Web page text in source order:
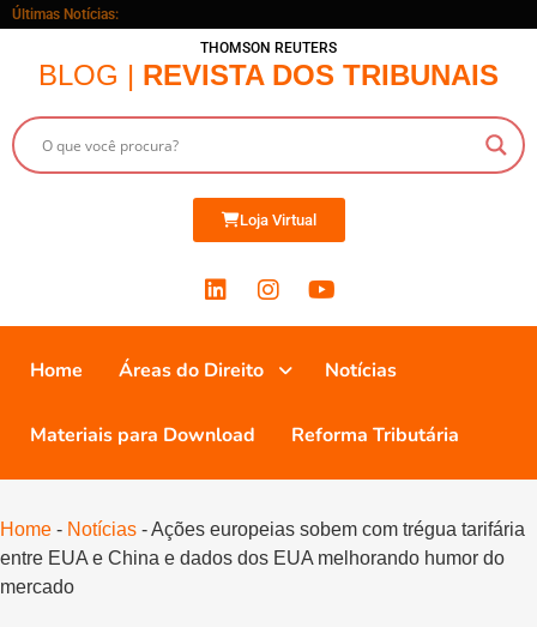
Últimas Notícias:
THOMSON REUTERS
BLOG | REVISTA DOS TRIBUNAIS
Loja Virtual
Home Áreas do Direito Notícias
Materiais para Download Reforma Tributária
Home - Notícias -Ações europeias sobem com trégua tarifária
entre EUA e China e dados dos EUA melhorando humor do
mercado